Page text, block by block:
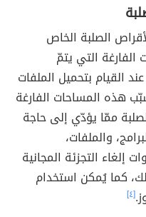
الصلبة الخاص
التي يتمّ
القيام بتحميل الملفات
هذه المساحات الفارغة
ممّا يؤدّي إلى حاجة
والملفات،
إلغاء التجزئة المجانية
كما يُمكن استخدام
[٤]